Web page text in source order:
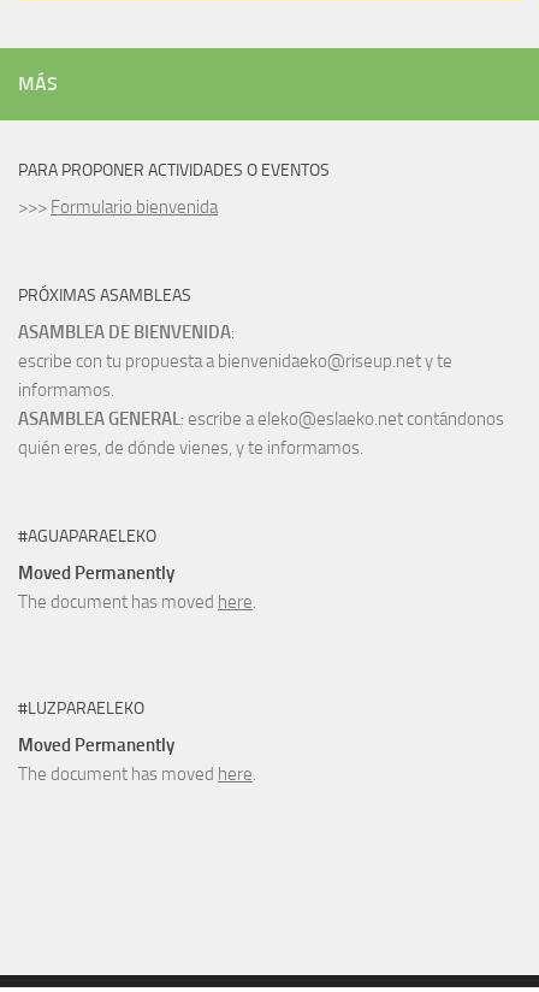
MÁS
PARA PROPONER ACTIVIDADES O EVENTOS
>>> Formulario bienvenida
PRÓXIMAS ASAMBLEAS
ASAMBLEA DE BIENVENIDA:
escribe con tu propuesta a bienvenidaeko@riseup.net y te
informamos.
ASAMBLEA GENERAL: escribe a eleko@eslaeko.net contándonos
quién eres, de dónde vienes, y te informamos.
#AGUAPARAELEKO
Moved Permanently
The document has moved here.
#LUZPARAELEKO
Moved Permanently
The document has moved here.